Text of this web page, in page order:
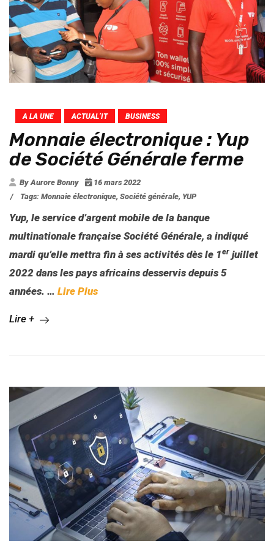
A LA UNE ACTUAL’IT BUSINESS
Monnaie électronique : Yup
de Société Générale ferme
By Aurore Bonny
16 mars 2022
/
Tags: Monnaie électronique, Société générale, YUP
Yup, le service d’argent mobile de la banque
multinationale française Société Générale, a indiqué
mardi qu’elle mettra fin à ses activités dès le 1er juillet
2022 dans les pays africains desservis depuis 5
années. … Lire Plus
Lire +